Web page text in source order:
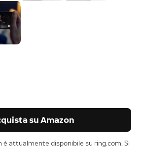
su Amazon
attualmente disponibile su ring.com. Si